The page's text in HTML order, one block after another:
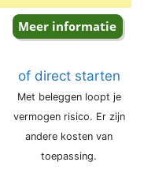
of direct starten
Met beleggen loopt je
vermogen risico. Er zijn
andere kosten van
toepassing.